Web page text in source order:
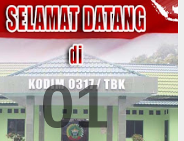
01